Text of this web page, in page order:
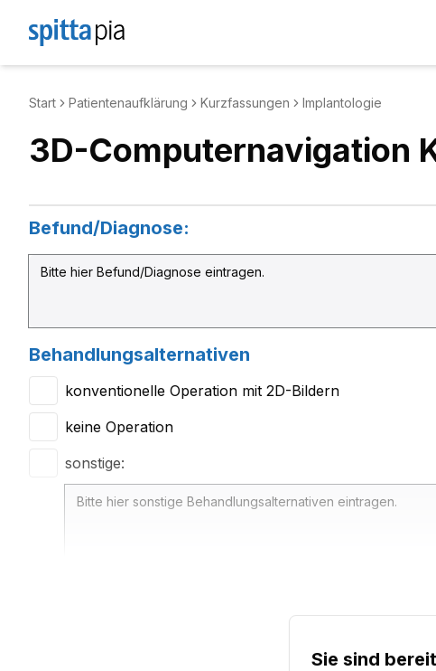
Start Patientenaufklärung Kurzfassungen Implantologie
3D-Computernavigation
Befund/Diagnose:
Behandlungsalternativen
konventionelle Operation mit 2D-Bildern
keine Operation
sonstige:
Sie sind